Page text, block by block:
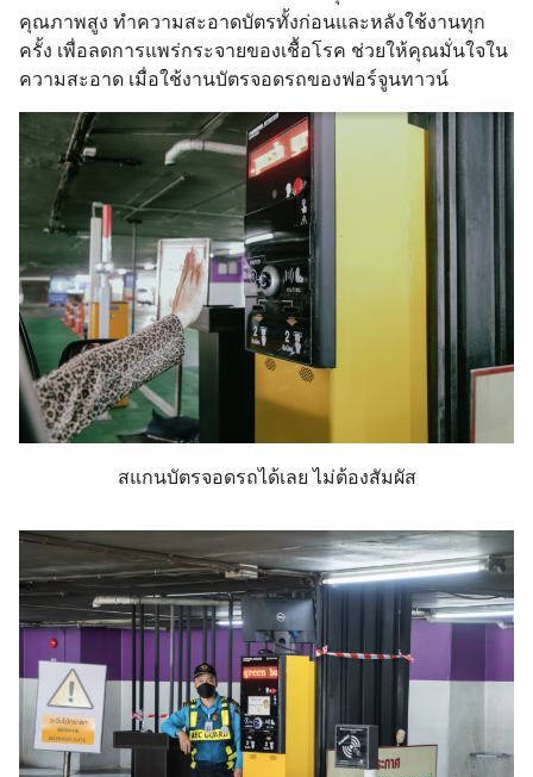
คุณภาพสูง ทำความสะอาดบัตรทั้งก่อนและหลังใช้งานทุก
ครั้ง เพื่อลดการแพร่กระจายของเชื้อโรค ช่วยให้คุณมั่นใจใน
ความสะอาด เมื่อใช้งานบัตรจอดรถของฟอร์จูนทาวน์
สแกนบัตรจอดรถได้เลย ไม่ต้องสัมผัส